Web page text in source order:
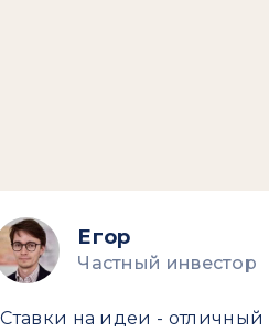
Егор
Частный инвестор
Ставки на идеи - отличный